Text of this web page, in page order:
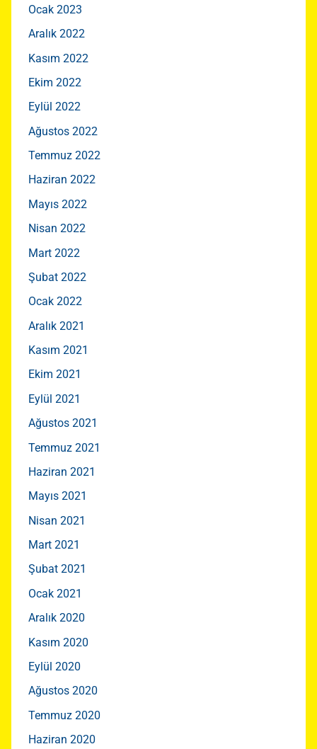
Ocak 2023
Aralık 2022
Kasım 2022
Ekim 2022
Eylül 2022
Ağustos 2022
Temmuz 2022
Haziran 2022
Mayıs 2022
Nisan 2022
Mart 2022
Şubat 2022
Ocak 2022
Aralık 2021
Kasım 2021
Ekim 2021
Eylül 2021
Ağustos 2021
Temmuz 2021
Haziran 2021
Mayıs 2021
Nisan 2021
Mart 2021
Şubat 2021
Ocak 2021
Aralık 2020
Kasım 2020
Eylül 2020
Ağustos 2020
Temmuz 2020
Haziran 2020